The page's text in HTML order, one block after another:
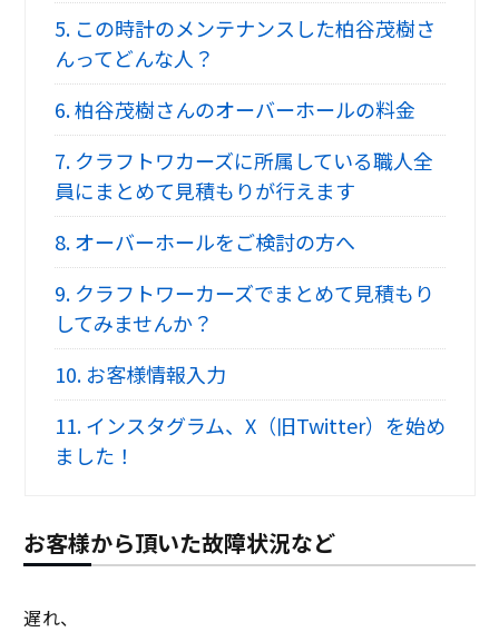
5.この時計のメンテナンスした柏谷茂樹さ
んってどんな人？
6.柏谷茂樹さんのオーバーホールの料金
7.クラフトワカーズに所属している職人全
員にまとめて見積もりが行えます
8.オーバーホールをご検討の方へ
9.クラフトワーカーズでまとめて見積もり
してみませんか？
10.お客様情報入力
11.インスタグラム、X（旧Twitter）を始め
ました！
お客様から頂いた故障状況など
遅れ、